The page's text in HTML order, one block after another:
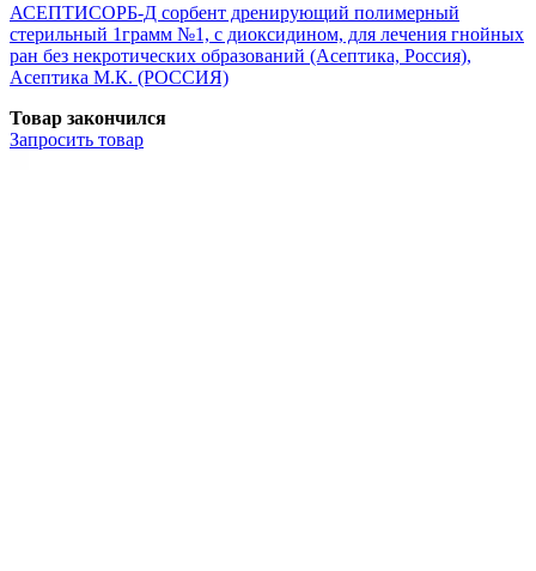
АСЕПТИСОРБ-Д сорбент дренирующий полимерный
стерильный 1грамм №1, с диоксидином, для лечения гнойных
ран без некротических образований (Асептика, Россия),
Асептика М.К. (РОССИЯ)
Товар закончился
Запросить товар